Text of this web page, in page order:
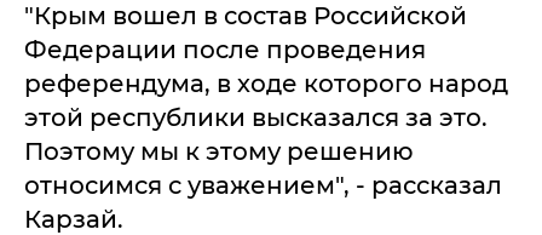
"Крым вошел в состав Российской
Федерации после проведения
референдума, в ходе которого народ
этой республики высказался за это.
Поэтому мы к этому решению
относимся с уважением", - рассказал
Карзай.